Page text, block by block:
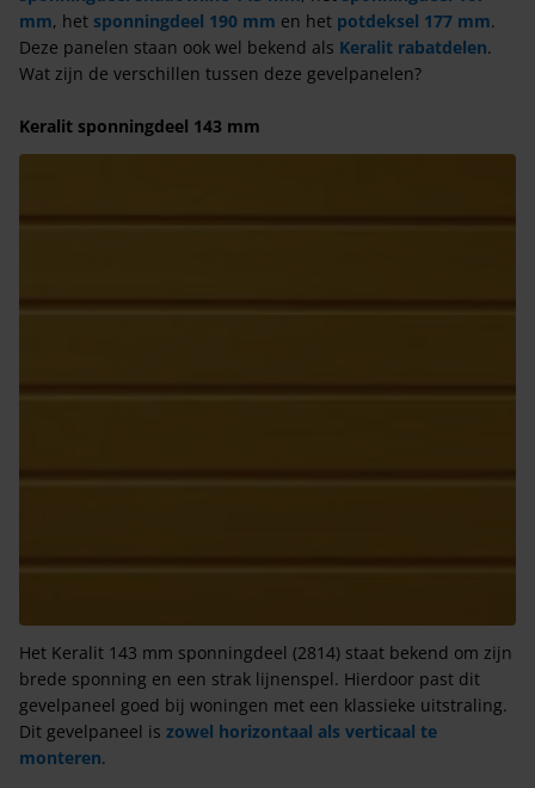
mm, het sponningdeel 190 mm en het potdeksel 177 mm.
Deze panelen staan ook wel bekend als Keralit rabatdelen.
Wat zijn de verschillen tussen deze gevelpanelen?
Keralit sponningdeel 143 mm
Het Keralit 143 mm sponningdeel (2814) staat bekend om zijn
brede sponning en een strak lijnenspel. Hierdoor past dit
gevelpaneel goed bij woningen met een klassieke uitstraling.
Dit gevelpaneel is zowel horizontaal als verticaal te
monteren.